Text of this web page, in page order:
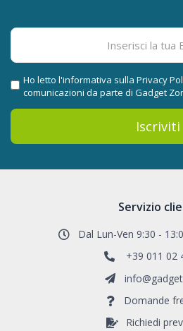
Iscriviti
Ho letto l'informativa sulla Privacy
comunicazioni da parte di Gadget
Servizio
Dal Lun-Ven 9:30 -
+39 011 02
Domande
Richiedi